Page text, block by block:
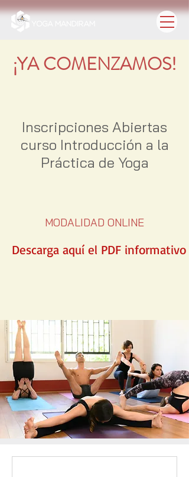
¡YA COMENZAMOS!
Inscripciones Abiertas
curso Introducción a la
Práctica de Yoga
MODALIDAD ONLINE
Descarga aquí el PDF informativo